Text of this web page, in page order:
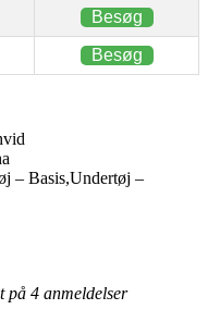
Besøg
Besøg
– Basis,Undertøj –
på 4 anmeldelser